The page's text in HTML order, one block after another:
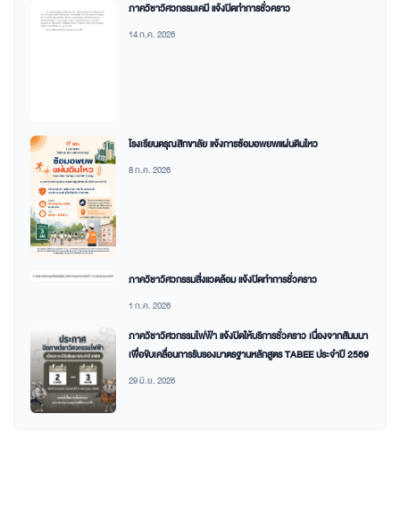
ภาควิชาวิศวกรรมเคมี แจ้งปิดทำการชั่วคราว
14 ก.ค. 2026
โรงเรียนดรุณสิกขาลัย แจ้งการซ้อมอพยพแผ่นดินไหว
8 ก.ค. 2026
ภาควิชาวิศวกรรมสิ่งแวดล้อม แจ้งปิดทำการชั่วคราว
1 ก.ค. 2026
ภาควิชาวิศวกรรมไฟฟ้า แจ้งปิดให้บริการชั่วคราว เนื่องจากสัมมนา
เพื่อขับเคลื่อนการรับรองมาตรฐานหลักสูตร TABEE ประจำปี 2569
29 มิ.ย. 2026